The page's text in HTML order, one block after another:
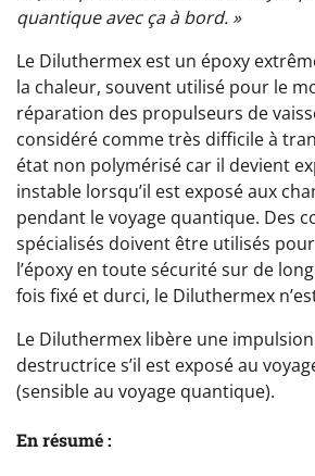
quantique avec ça à bord. »
Le Diluthermex est un époxy
la chaleur, souvent utilisé pour le
réparation des propulseurs de
considéré comme très difficile à
état non polymérisé car il devient
instable lorsqu’il est exposé aux
pendant le voyage quantique. Des
spécialisés doivent être utilisés
l’époxy en toute sécurité sur de
fois fixé et durci, le Diluthermex
Le Diluthermex libère une
destructrice s’il est exposé au
(sensible au voyage quantique).
En résumé :